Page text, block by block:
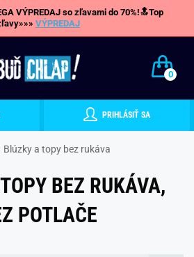
VÝPREDAJ so zľavami do 70%!🔝Top
VÝPREDAJ
0
PRIHLÁSIŤ SA
Blúzky a topy bez rukáva
BEZ RUKÁVA,
POTLAČE